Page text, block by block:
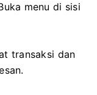
menu di sisi
transaksi dan